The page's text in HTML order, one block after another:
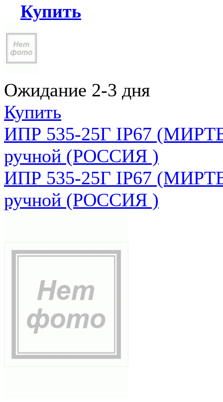
Купить
Ожидание 2-3 дня
Купить
ИПР 535-25Г IP67
ручной (РОССИЯ )
ИПР 535-25Г IP67
ручной (РОССИЯ )